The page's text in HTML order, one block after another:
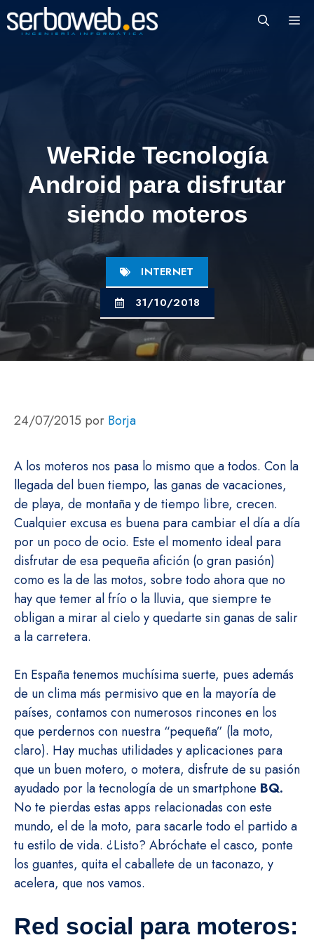
Saltar
al
WeRide Tecnología
Android para disfrutar
siendo moteros
INTERNET
31/10/2018
24/07/2015 por Borja
A los moteros nos pasa lo mismo que a todos. Con la
llegada del buen tiempo, las ganas de vacaciones,
de playa, de montaña y de tiempo libre, crecen.
Cualquier excusa es buena para cambiar el día a día
por un poco de ocio. Este el momento ideal para
disfrutar de esa pequeña afición (o gran pasión)
como es la de las motos, sobre todo ahora que no
hay que temer al frío o la lluvia, que siempre te
obligan a mirar al cielo y quedarte sin ganas de salir
a la carretera.
En España tenemos muchísima suerte, pues además
de un clima más permisivo que en la mayoría de
países, contamos con numerosos rincones en los
que perdernos con nuestra “pequeña” (la moto,
claro). Hay muchas utilidades y aplicaciones para
que un buen motero, o motera, disfrute de su pasión
ayudado por la tecnología de un smartphone BQ.
No te pierdas estas apps relacionadas con este
mundo, el de la moto, para sacarle todo el partido a
tu estilo de vida. ¿Listo? Abróchate el casco, ponte
los guantes, quita el caballete de un taconazo, y
acelera, que nos vamos.
Red social para moteros: